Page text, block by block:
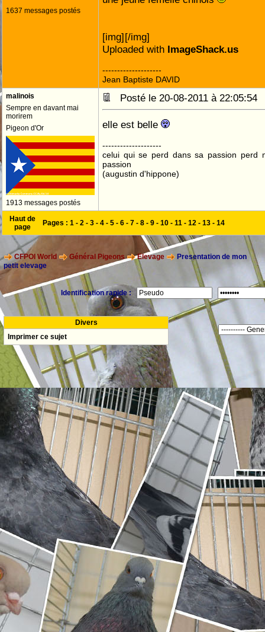
1637 messages postés
[img][/img]
Uploaded with ImageShack.us
--------------------
Jean Baptiste DAVID
malinois
Sempre en davant mai
morirem
Pigeon d'Or
1913 messages postés
Posté le 20-08-2011 à
elle est belle
--------------------
celui qui se perd dans sa passion perd
passion
(augustin d'hippone)
Haut de
page
Pages : 1 - 2 - 3 - 4 - 5 - 6 - 7 - 8 - 9 - 10 - 11 - 12 - 13 - 14
CFPOI World Général Pigeons Elevage
Presentation de mon
petit elevage
Identification rapide :
Divers
Imprimer ce sujet